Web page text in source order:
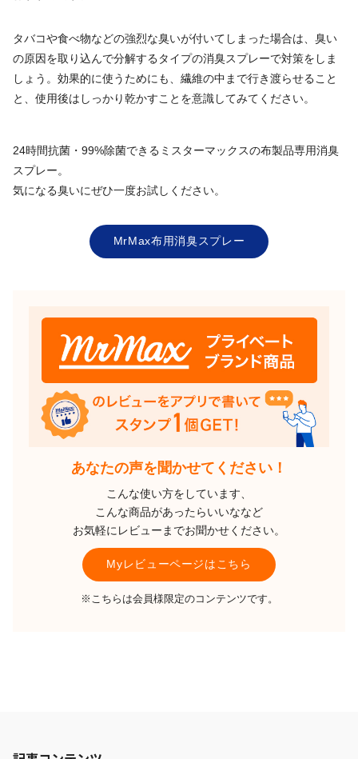
タバコや食べ物などの強烈な臭いが付いてしまった場合は、臭い
の原因を取り込んで分解するタイプの消臭スプレーで対策をしま
しょう。効果的に使うためにも、繊維の中まで行き渡らせること
と、使用後はしっかり乾かすことを意識してみてください。
24時間抗菌・99%除菌できるミスターマックスの布製品専用消臭
スプレー。
気になる臭いにぜひ一度お試しください。
MrMax布用消臭スプレー
あなたの声を聞かせてください！
こんな使い方をしています、
こんな商品があったらいいななど
お気軽にレビューまでお聞かせください。
Myレビューページはこちら
※こちらは会員様限定のコンテンツです。